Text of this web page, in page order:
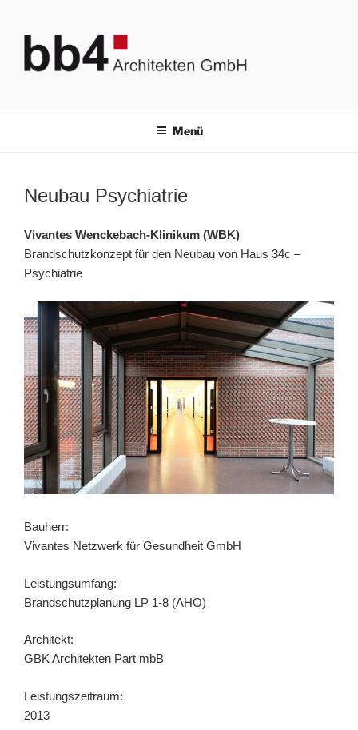
springen
Menü
Neubau Psychiatrie
Vivantes Wenckebach-Klinikum (WBK)
Brandschutzkonzept für den Neubau von Haus 34c –
Psychiatrie
Bauherr:
Vivantes Netzwerk für Gesundheit GmbH
Leistungsumfang:
Brandschutzplanung LP 1-8 (AHO)
Architekt:
GBK Architekten Part mbB
Leistungszeitraum:
2013